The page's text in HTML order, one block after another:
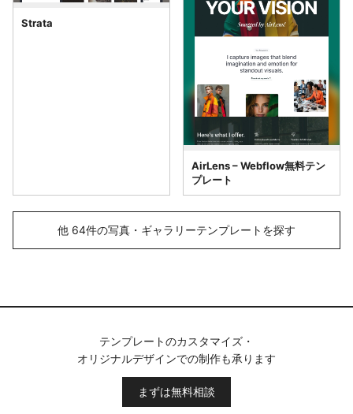
Strata
AirLens – Webflow無料テン
プレート
他 64件の写真・ギャラリーテンプレートを探す
テンプレートのカスタマイズ・
オリジナルデザインでの制作も承ります
まずは無料相談